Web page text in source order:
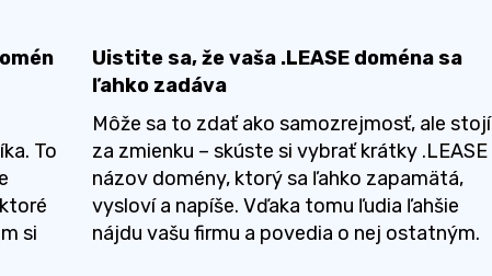
To
si
Uistite sa, že vaša .LEASE doména sa
ľahko zadáva
Môže sa to zdať ako samozrejmosť, ale stojí
za zmienku – skúste si vybrať krátky .LEASE
názov domény, ktorý sa ľahko zapamätá,
vysloví a napíše. Vďaka tomu ľudia ľahšie
nájdu vašu firmu a povedia o nej ostatným.